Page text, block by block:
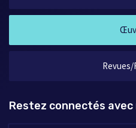
Revues/
Restez connectés avec